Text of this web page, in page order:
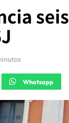
Whatsapp